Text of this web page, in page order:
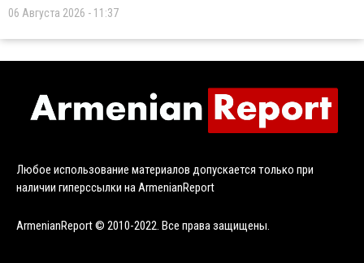
06 Августа 2026 - 11:37
Любое использование материалов допускается только при
наличии гиперссылки на ArmenianReport
ArmenianReport © 2010-2022. Все права защищены.